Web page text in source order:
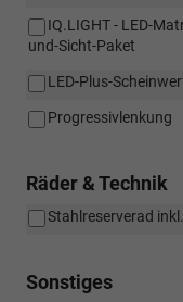
IQ.LIGHT - LED-
und-Sicht-Paket
LED-Plus-
Progressivlenkung
Räder & Technik
Stahlreserverad
Sonstiges